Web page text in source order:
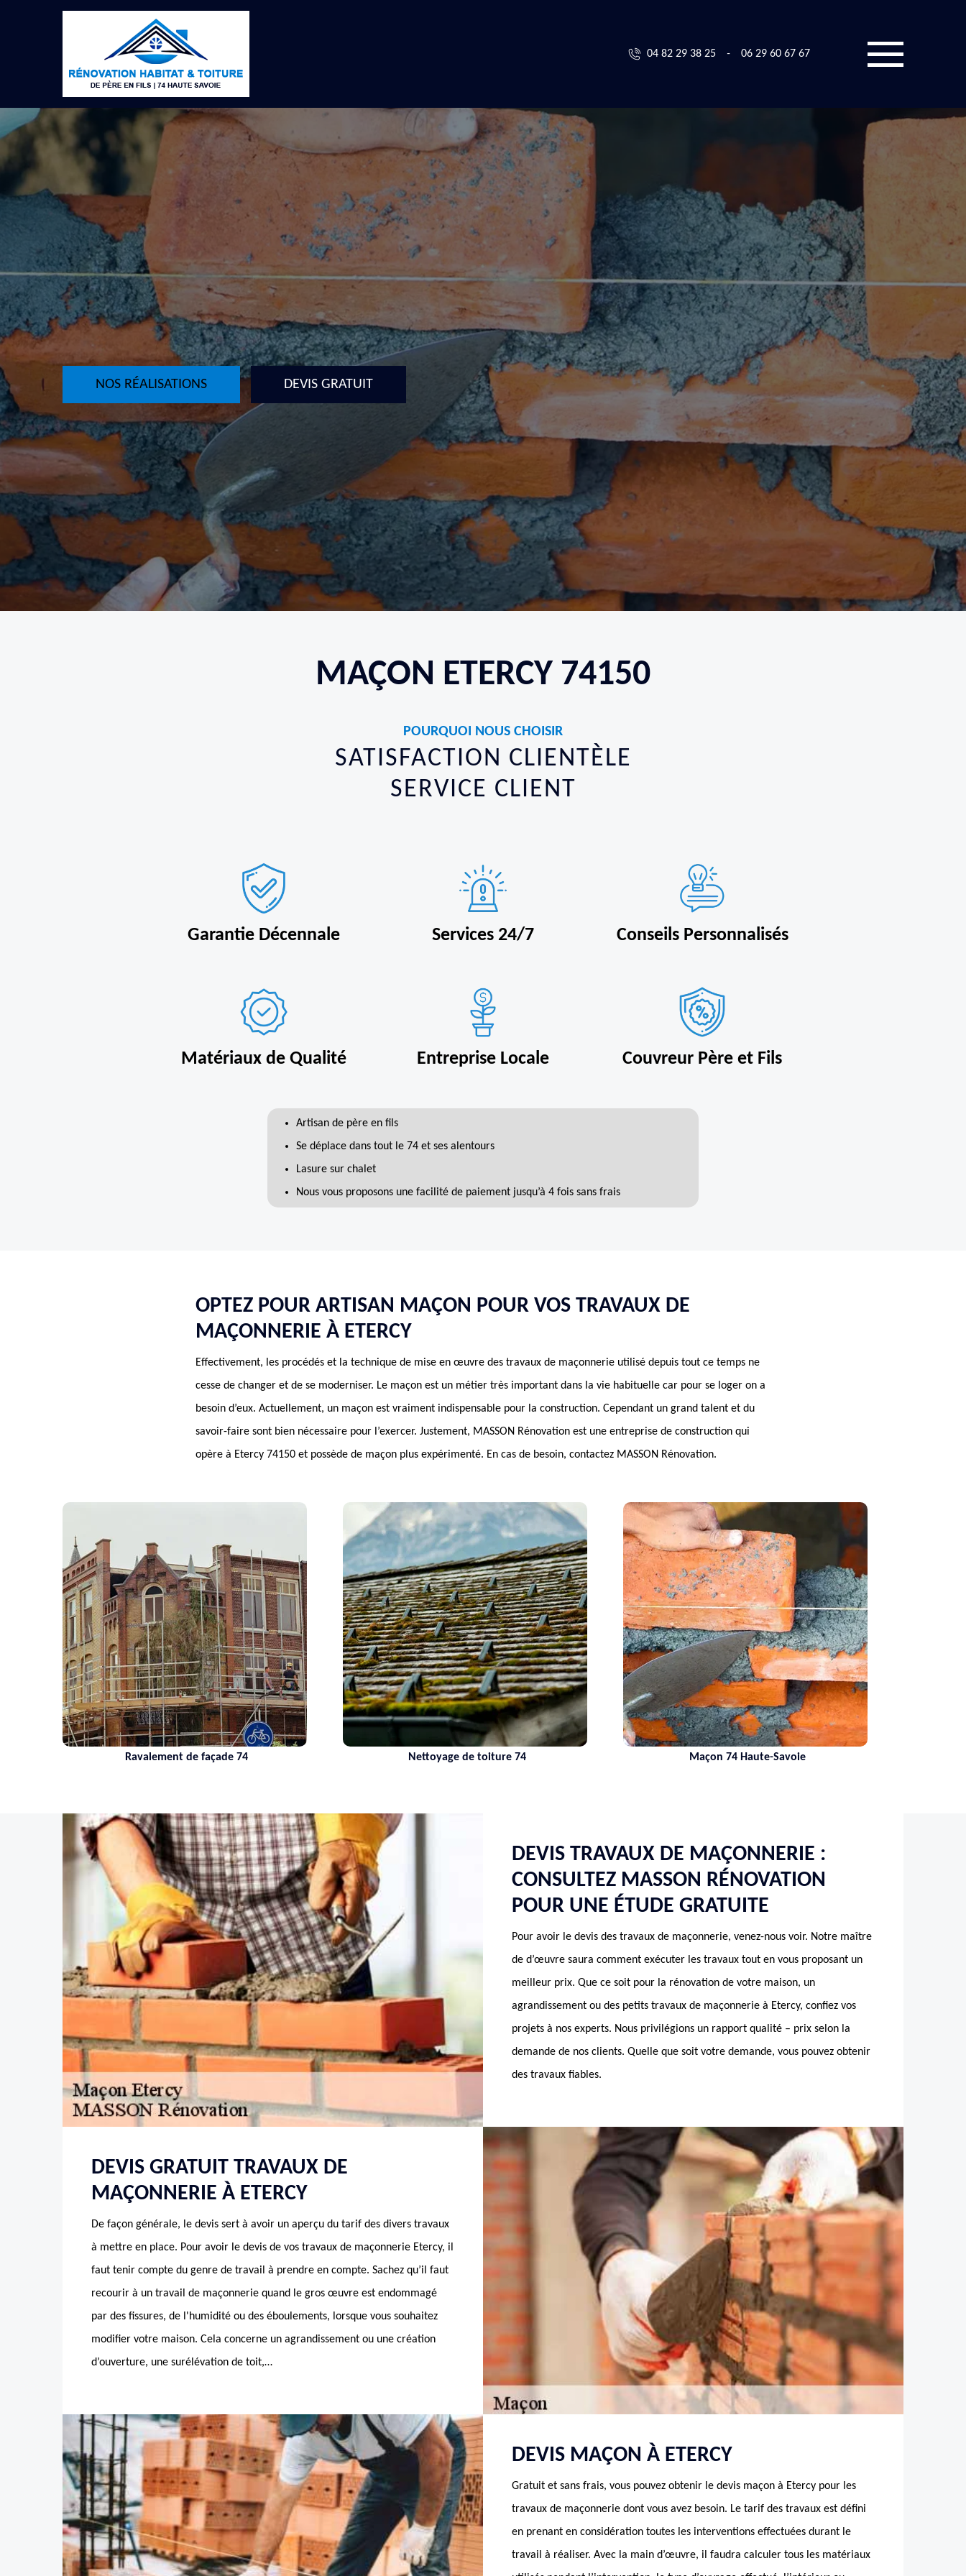
04 82 29 38 25 - 06 29 60 67 67
NOS RÉALISATIONS DEVIS GRATUIT
MAÇON ETERCY 74150
POURQUOI NOUS CHOISIR
SATISFACTION CLIENTÈLE
SERVICE CLIENT
Garantie Décennale Services 24/7 Conseils Personnalisés
Matériaux de Qualité Entreprise Locale Couvreur Père et Fils
Artisan de père en fils
Se déplace dans tout le 74 et ses alentours
Lasure sur chalet
Nous vous proposons une facilité de paiement jusqu’à 4 fois sans frais
OPTEZ POUR ARTISAN MAÇON POUR VOS TRAVAUX DE
MAÇONNERIE À ETERCY
Effectivement, les procédés et la technique de mise en œuvre des travaux de maçonnerie utilisé depuis tout ce temps ne
cesse de changer et de se moderniser. Le maçon est un métier très important dans la vie habituelle car pour se loger on a
besoin d’eux. Actuellement, un maçon est vraiment indispensable pour la construction. Cependant un grand talent et du
savoir-faire sont bien nécessaire pour l’exercer. Justement, MASSON Rénovation est une entreprise de construction qui
opère à Etercy 74150 et possède de maçon plus expérimenté. En cas de besoin, contactez MASSON Rénovation.
Ravalement de façade 74 Nettoyage de toiture 74 Maçon 74 Haute-Savoie
DEVIS TRAVAUX DE MAÇONNERIE :
CONSULTEZ MASSON RÉNOVATION
POUR UNE ÉTUDE GRATUITE
Pour avoir le devis des travaux de maçonnerie, venez-nous voir. Notre maître
de d’œuvre saura comment exécuter les travaux tout en vous proposant un
meilleur prix. Que ce soit pour la rénovation de votre maison, un
agrandissement ou des petits travaux de maçonnerie à Etercy, confiez vos
projets à nos experts. Nous privilégions un rapport qualité – prix selon la
demande de nos clients. Quelle que soit votre demande, vous pouvez obtenir
des travaux fiables.
DEVIS GRATUIT TRAVAUX DE
MAÇONNERIE À ETERCY
De façon générale, le devis sert à avoir un aperçu du tarif des divers travaux
à mettre en place. Pour avoir le devis de vos travaux de maçonnerie Etercy, il
faut tenir compte du genre de travail à prendre en compte. Sachez qu’il faut
recourir à un travail de maçonnerie quand le gros œuvre est endommagé
par des fissures, de l'humidité ou des éboulements, lorsque vous souhaitez
modifier votre maison. Cela concerne un agrandissement ou une création
d’ouverture, une surélévation de toit,…
DEVIS MAÇON À ETERCY
Gratuit et sans frais, vous pouvez obtenir le devis maçon à Etercy pour les
travaux de maçonnerie dont vous avez besoin. Le tarif des travaux est défini
en prenant en considération toutes les interventions effectuées durant le
travail à réaliser. Avec la main d’œuvre, il faudra calculer tous les matériaux